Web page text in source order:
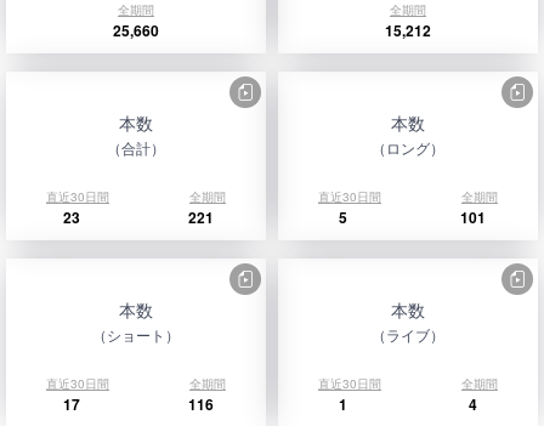
全期間
25,660
全期間
15,212
本数
（合計）
直近30日間 全期間
23 221
本数
（ロング）
直近30日間 全期間
5 101
本数
（ショート）
直近30日間 全期間
17 116
本数
（ライブ）
直近30日間 全期間
1 4